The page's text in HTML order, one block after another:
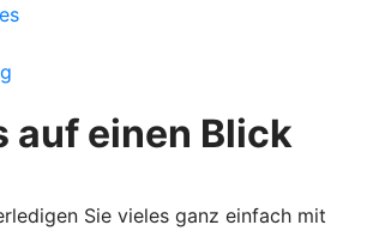
auf einen Blick
Sie vieles ganz einfach mit